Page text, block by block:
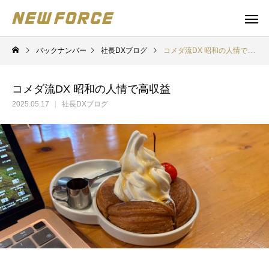
WEBコンテンツ Claude
バックナンバー 社長DXブログ コメダ流DX 昭和の人情で高収益
コメダ流DX 昭和の人情で高収益
2025.05.17 社長DXブログ